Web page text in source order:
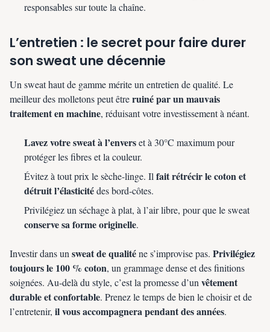
responsables sur toute la chaîne.
L’entretien : le secret pour faire durer
son sweat une décennie
Un sweat haut de gamme mérite un entretien de qualité. Le
meilleur des molletons peut êtreruiné par un mauvais
traitement en machine, réduisant votre investissement à néant.
Lavez votre sweat à l’enverset à 30°C maximum pour
protéger les fibres et la couleur.
Évitez à tout prix le sèche-linge. Il fait rétrécir le coton et
détruit l’élasticitédes bord-côtes.
Privilégiez un séchage à plat, à l’air libre, pour que le sweat
conserve sa forme originelle.
Investir dans un sweat de qualiténe s’improvise pas. Privilégiez
toujours le 100 % coton, un grammage dense et des finitions
soignées. Au-delà du style, c’est la promesse d’un vêtement
durable et confortable. Prenez le temps de bien le choisir et de
l’entretenir, il vous accompagnera pendant des années.